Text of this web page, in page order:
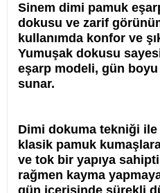
Sinem dimi pamuk
dokusu ve zarif
kullanımda konfor ve
Yumuşak dokusu
eşarp modeli, gün
sunar.
Dimi dokuma tekniği
klasik pamuk
ve tok bir yapıya
rağmen kayma